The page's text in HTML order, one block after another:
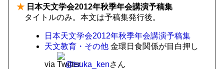
★ 日本天文学会2012年秋季年会講演予稿集
タイトルのみ。本文は予稿集発行後。
日本天文学会2012年秋季年会講演予稿集
天文教育・その他 金環日食関係が目白押し
via @tsuka_kenさん